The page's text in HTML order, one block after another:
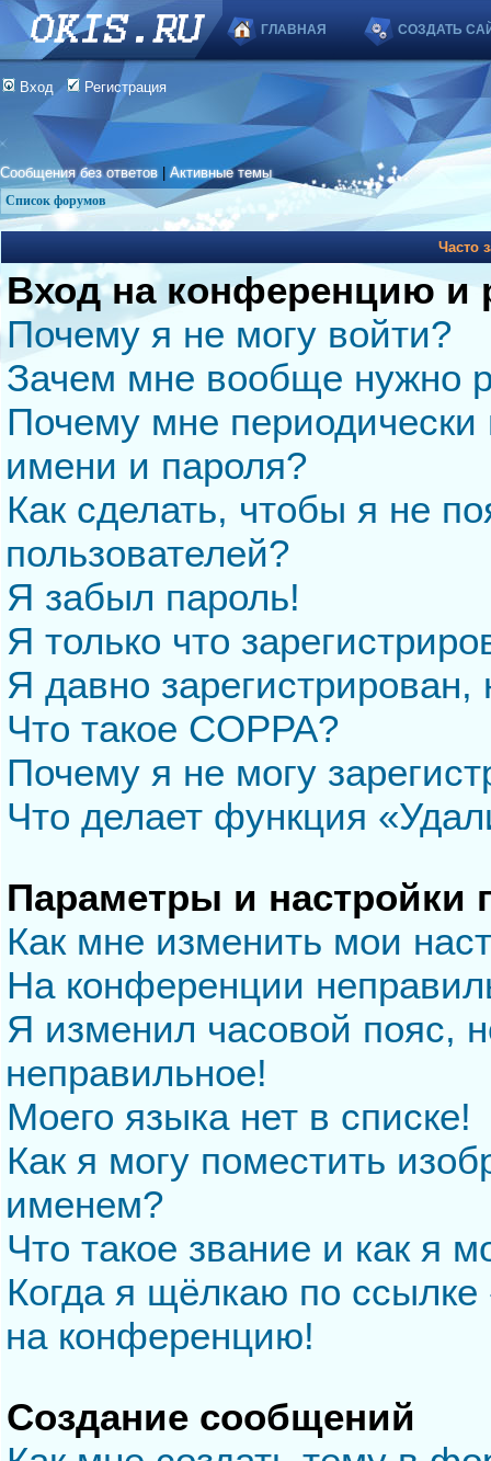
ГЛАВНАЯ СОЗДАТЬ
Вход Регистрация
Сообщения без ответов |Активные темы
Список форумов
Часто
Вход на конференцию и
Почему я не могу войти?
Зачем мне вообще нужно
Почему мне периодически
имени и пароля?
Как сделать, чтобы я не
пользователей?
Я забыл пароль!
Я только что
Я давно
Что такое COPPA?
Почему я не могу
Что делает функция
Параметры и настройки
Как мне изменить мои
На конференции
Я изменил часовой пояс,
неправильное!
Моего языка нет в списке!
Как я могу поместить
именем?
Что такое звание и как я
Когда я щёлкаю по
на конференцию!
Создание сообщений